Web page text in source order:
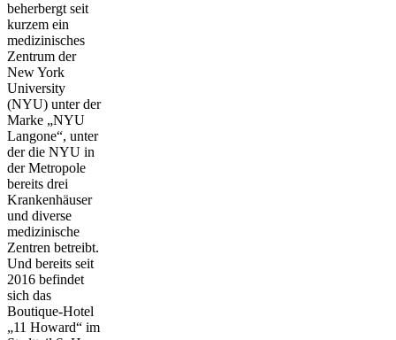
beherbergt seit
kurzem ein
medizinisches
Zentrum der
New York
University
(NYU) unter der
Marke „NYU
Langone“, unter
der die NYU in
der Metropole
bereits drei
Krankenhäuser
und diverse
medizinische
Zentren betreibt.
Und bereits seit
2016 befindet
sich das
Boutique-Hotel
„11 Howard“ im